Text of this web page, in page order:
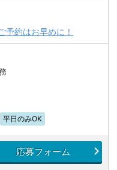
予約はお早めに！
平日のみOK
応募フォーム